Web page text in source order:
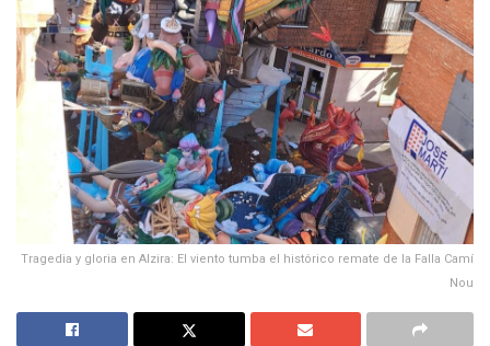
Tragedia y gloria en Alzira: El viento tumba el histórico remate de la Falla Camí
Nou